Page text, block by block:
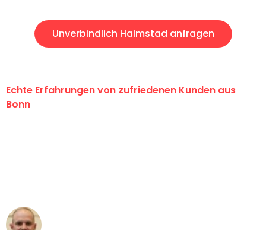
Unverbindlich Halmstad anfragen
Echte Erfahrungen von zufriedenen Kunden aus
Bonn